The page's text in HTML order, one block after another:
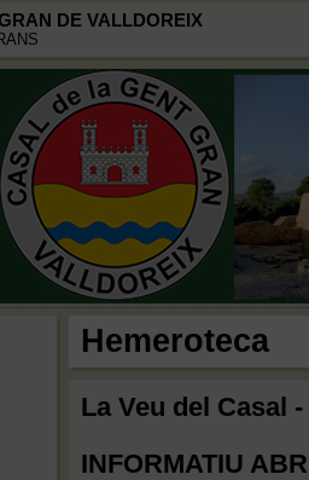
DE VALLDOREIX
Hemeroteca
La Veu del Casal
INFORMATIU